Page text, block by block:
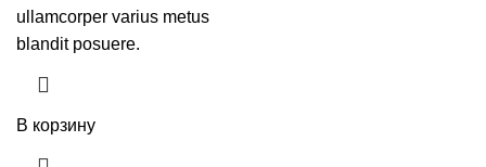
ullamcorper varius metus
blandit posuere.
В корзину